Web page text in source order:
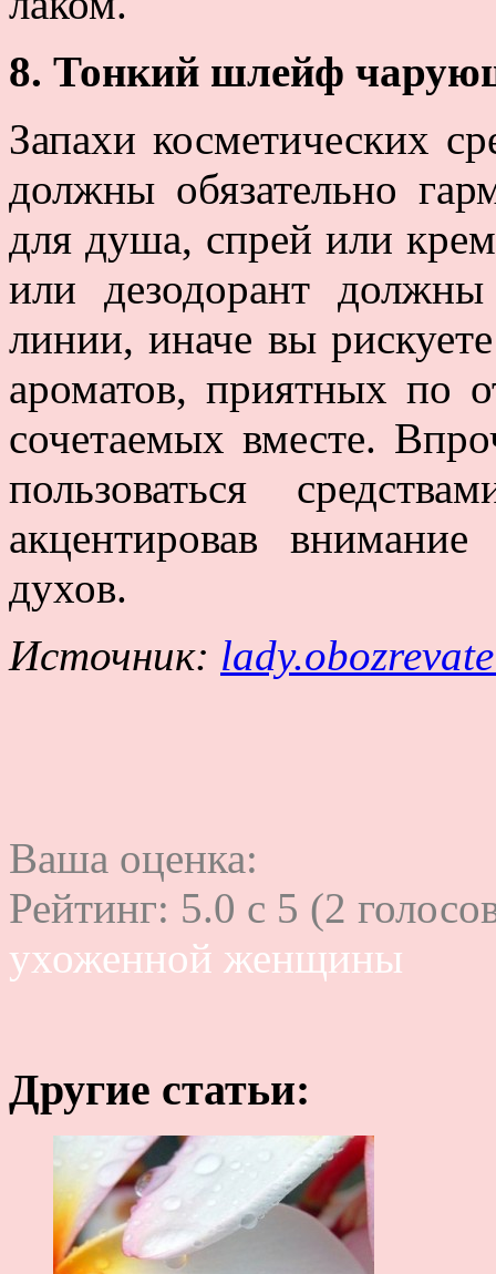
8. Тонкий шлейф
Запахи косметических
должны обязательно
для душа, спрей или
или дезодорант
линии, иначе вы
ароматов, приятных по
сочетаемых вместе.
пользоваться
акцентировав
духов.
Источник:
Ваша оценка:
Рейтинг: 5.0 c 5 (2
ухоженной женщины
Другие статьи: